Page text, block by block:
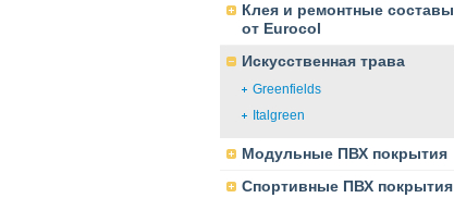
Клея и ремонтные составы
от Eurocol
Искусственная трава
Greenfields
Italgreen
Модульные ПВХ покрытия
Спортивные ПВХ покрытия